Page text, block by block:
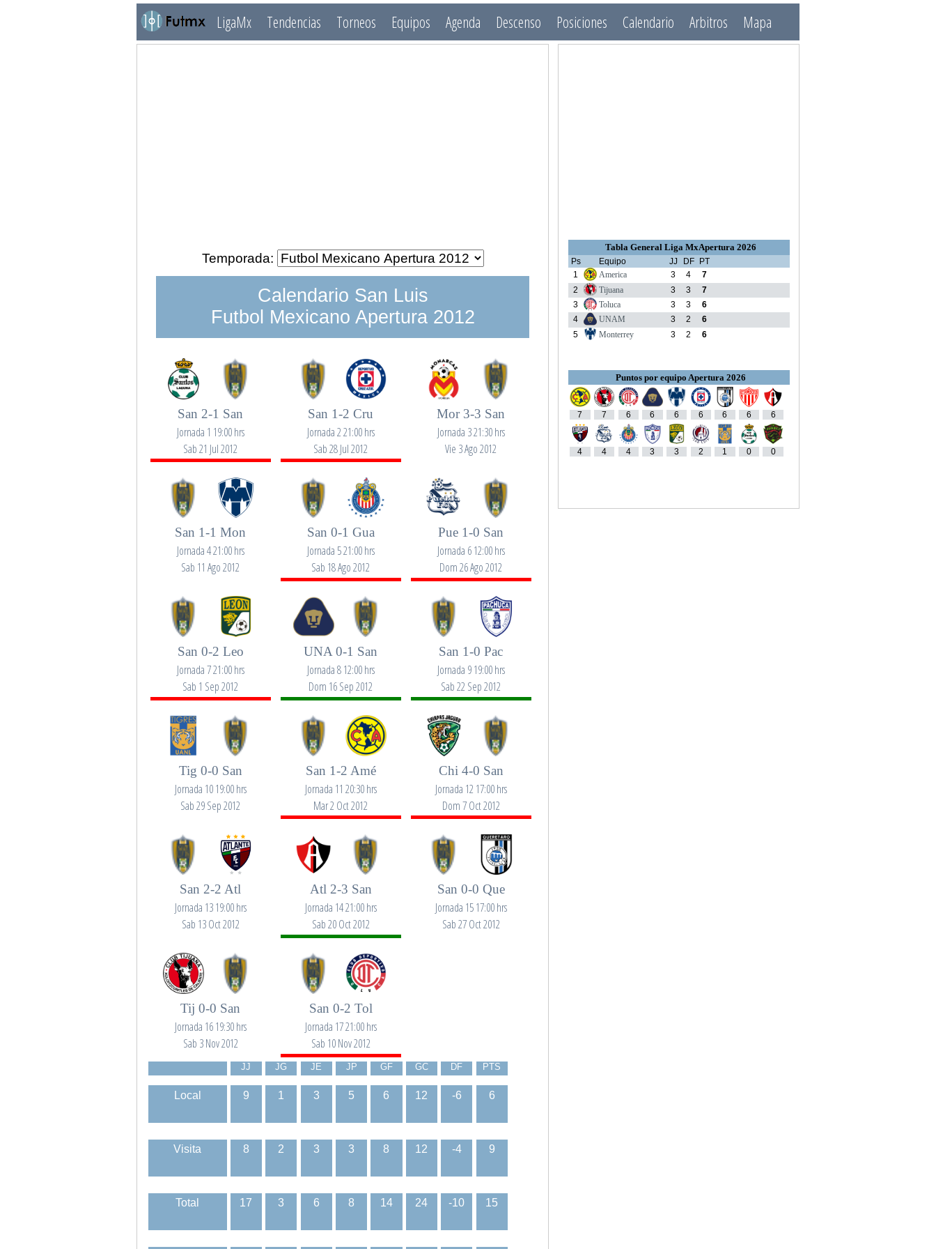
LigaMx Tendencias Torneos Equipos Agenda Descenso Posiciones Calendario Arbitros Mapa
Temporada:
Calendario San Luis
Futbol Mexicano Apertura 2012
San 2-1 San
Jornada 1 19:00 hrs
Sab 21 Jul 2012
San 1-2 Cru
Jornada 2 21:00 hrs
Sab 28 Jul 2012
Mor 3-3 San
Jornada 3 21:30 hrs
Vie 3 Ago 2012
San 1-1 Mon
Jornada 4 21:00 hrs
Sab 11 Ago 2012
San 0-1 Gua
Jornada 5 21:00 hrs
Sab 18 Ago 2012
Pue 1-0 San
Jornada 6 12:00 hrs
Dom 26 Ago 2012
San 0-2 Leo
Jornada 7 21:00 hrs
Sab 1 Sep 2012
UNA 0-1 San
Jornada 8 12:00 hrs
Dom 16 Sep 2012
San 1-0 Pac
Jornada 9 19:00 hrs
Sab 22 Sep 2012
Tig 0-0 San
Jornada 10 19:00 hrs
Sab 29 Sep 2012
San 1-2 Amé
Jornada 11 20:30 hrs
Mar 2 Oct 2012
Chi 4-0 San
Jornada 12 17:00 hrs
Dom 7 Oct 2012
San 2-2 Atl
Jornada 13 19:00 hrs
Sab 13 Oct 2012
Atl 2-3 San
Jornada 14 21:00 hrs
Sab 20 Oct 2012
San 0-0 Que
Jornada 15 17:00 hrs
Sab 27 Oct 2012
Tij 0-0 San
Jornada 16 19:30 hrs
Sab 3 Nov 2012
San 0-2 Tol
Jornada 17 21:00 hrs
Sab 10 Nov 2012
JJ JG JE JP GF GC DF PTS
Local 9 1 3 5 6 12 -6 6
Visita 8 2 3 3 8 12 -4 9
Total 17 3 6 8 14 24 -10 15
Tabla General Liga MxApertura 2026
Ps Equipo JJ DF PT
1
America 3 4
7
2
Tijuana 3 3
7
3
Toluca 3 3
6
4
UNAM 3 2
6
5
Monterrey 3 2 6
Puntos por equipo Apertura 2026
7 7 6 6 6 6 6 6 6
4 4 4 3 3 2 1 0 0